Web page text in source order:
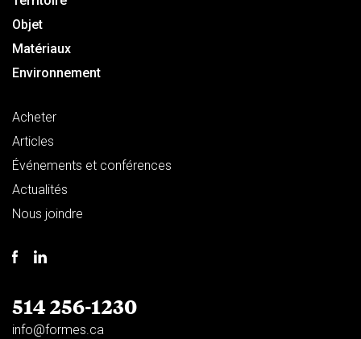
Objet
Matériaux
Environnement
Acheter
Articles
Événements et conférences
Actualités
Nous joindre
514 256-1230
info@formes.ca